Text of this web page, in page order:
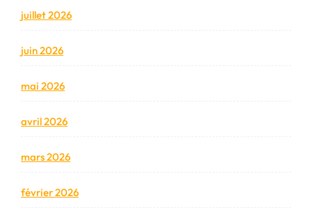
juillet 2026
juin 2026
mai 2026
avril 2026
mars 2026
février 2026